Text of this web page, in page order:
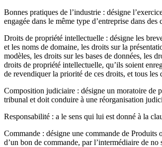
Bonnes pratiques de l’industrie : désigne
engagée dans le même type d’entreprise dans
Droits de propriété intellectuelle : désigne les
et les noms de domaine, les droits sur la
modèles, les droits sur les bases de données, les
droits de propriété intellectuelle, qu’ils soient
de revendiquer la priorité de ces droits, et tous
Composition judiciaire : désigne un moratoire de
tribunal et doit conduire à une réorganisation
Responsabilité : a le sens qui lui est donné à la
Commande : désigne une commande de Produits
d’un bon de commande, par l’intermédiaire de